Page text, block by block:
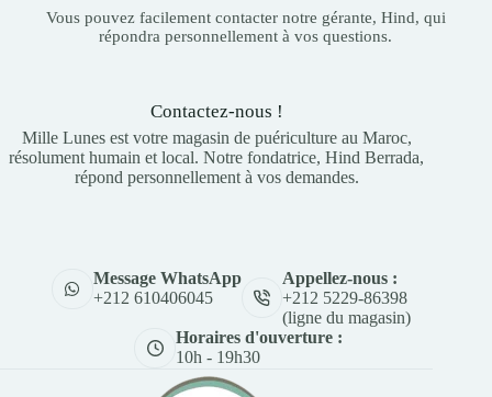
Vous pouvez facilement contacter notre gérante, Hind, qui
répondra personnellement à vos questions.
Contactez-nous !
Mille Lunes est votre magasin de puériculture au Maroc,
résolument humain et local. Notre fondatrice, Hind Berrada,
répond personnellement à vos demandes.
Message WhatsApp
+212 610406045
Appellez-nous :
+212 5229-86398
(ligne du magasin)
Horaires d'ouverture :
10h - 19h30